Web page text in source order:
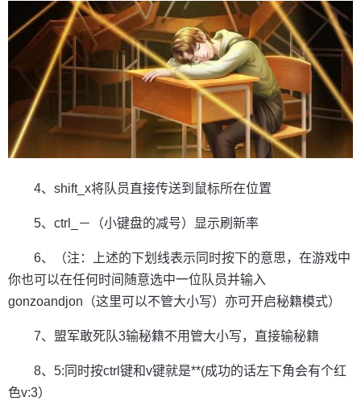
4、shift_x将队员直接传送到鼠标所在位置
5、ctrl_－（小键盘的减号）显示刷新率
6、（注：上述的下划线表示同时按下的意思，在游戏中
你也可以在任何时间随意选中一位队员并输入
gonzoandjon（这里可以不管大小写）亦可开启秘籍模式）
7、盟军敢死队3输秘籍不用管大小写，直接输秘籍
8、5:同时按ctrl键和v键就是**(成功的话左下角会有个红
色v:3）